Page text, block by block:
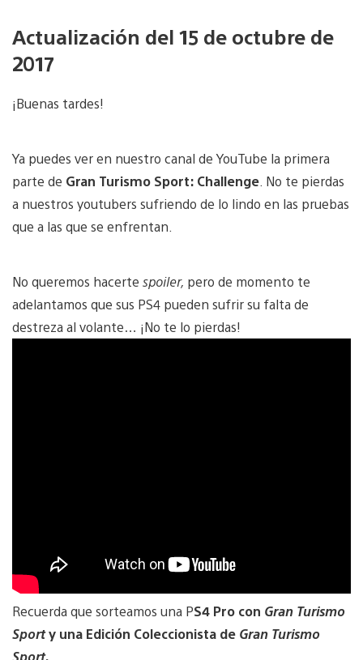
Actualización del 15 de octubre de
2017
¡Buenas tardes!
Ya puedes ver en nuestro canal de YouTube la primera
parte de Gran Turismo Sport: Challenge. No te pierdas
a nuestros youtubers sufriendo de lo lindo en las pruebas
que a las que se enfrentan.
No queremos hacerte spoiler, pero de momento te
adelantamos que sus PS4 pueden sufrir su falta de
destreza al volante… ¡No te lo pierdas!
Recuerda que sorteamos una PS4 Pro con Gran Turismo
Sporty una Edición Coleccionista de Gran Turismo